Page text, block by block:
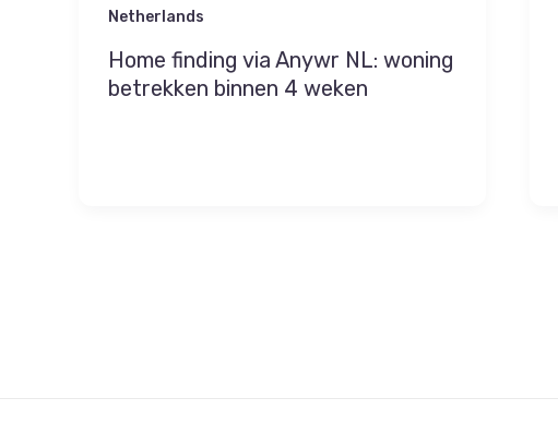
Netherlands
Home finding via Anywr NL: woning
betrekken binnen 4 weken